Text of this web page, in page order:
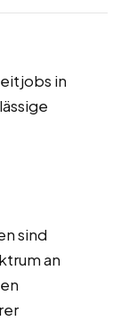
in
sind
an